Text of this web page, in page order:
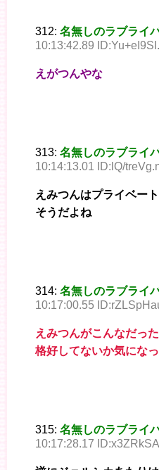
312: 名無しのラブライ
10:13:42.89
えがつんやな
313: 名無しのラブライ
10:14:13.01 ID:lQ/
えみつんはプライベー
そうだよね
314: 名無しのラブライ
10:17:00.55
えみつんがこんなだっ
格好してないか気にな
315: 名無しのラブライ
10:17:28.17